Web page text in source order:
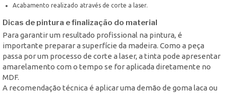
Acabamento realizado através de corte a laser.
Dicas de pintura e finalização do material
Para garantir um resultado profissional na pintura, é
importante preparar a superfície da madeira. Como a peça
passa por um processo de corte a laser, a tinta pode apresentar
amarelamento com o tempo se for aplicada diretamente no
MDF.
A recomendação técnica é aplicar uma demão de goma laca ou